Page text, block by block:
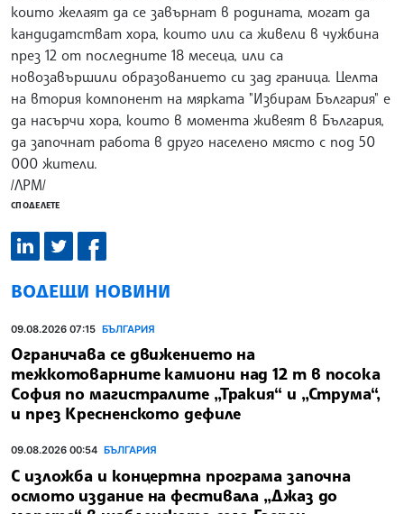
които желаят да се завърнат в родината, могат да
кандидатстват хора, които или са живели в чужбина
през 12 от последните 18 месеца, или са
новозавършили образованието си зад граница. Целта
на втория компонент на мярката "Избирам България" е
да насърчи хора, които в момента живеят в България,
да започнат работа в друго населено място с под 50
000 жители.
/ЛРМ/
СПОДЕЛЕТЕ
ВОДЕЩИ НОВИНИ
09.08.2026 07:15 БЪЛГАРИЯ
Ограничава се движението на
тежкотоварните камиони над 12 т в посока
София по магистралите „Тракия“ и „Струма“,
и през Кресненското дефиле
09.08.2026 00:54 БЪЛГАРИЯ
С изложба и концертна програма започна
осмото издание на фестивала „Джаз до